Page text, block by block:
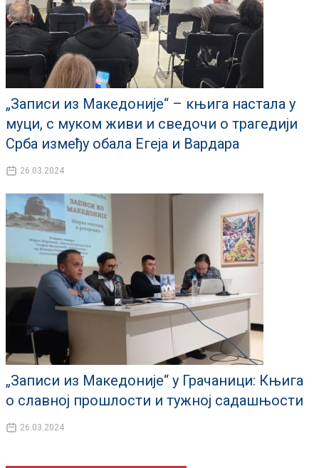
„Записи из Македоније“ – књига настала у
муци, с муком живи и сведочи о трагедији
Срба између обала Егеја и Вардара
26.03.2024
„Записи из Македоније“ у Грачаници: Књига
о славној прошлости и тужној садашњости
26.03.2024